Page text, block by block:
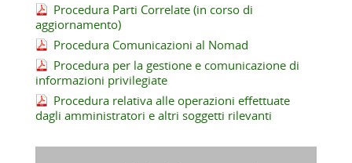
Procedura Parti Correlate (in corso di
aggiornamento)
Procedura Comunicazioni al Nomad
Procedura per la gestione e comunicazione di
informazioni privilegiate
Procedura relativa alle operazioni effettuate
dagli amministratori e altri soggetti rilevanti